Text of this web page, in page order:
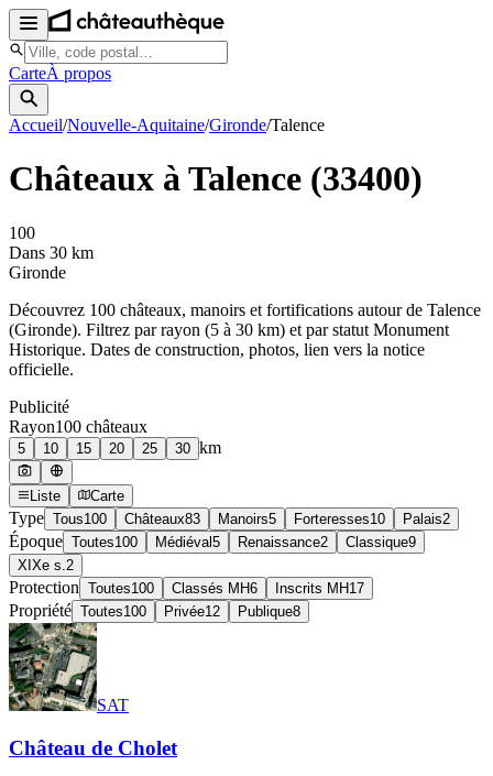
CarteÀ propos
Accueil/Nouvelle-Aquitaine/Gironde/Talence
Châteaux àTalence (33400)
100
Dans 30 km
Gironde
Découvrez 100 châteaux, manoirs et fortifications autour de Talence
(Gironde). Filtrez par rayon (5 à 30 km) et par statut Monument
Historique. Dates de construction, photos, lien vers la notice
officielle.
Publicité
Rayon100 châteaux
5 10 15 20 25 30 km
Liste Carte
Type Tous100 Châteaux83 Manoirs5 Forteresses10 Palais2
Époque Toutes100 Médiéval 5 Renaissance2 Classique9
XIXe s. 2
Protection Toutes100 Classés MH6 Inscrits MH17
Propriété Toutes100 Privée12 Publique8
SAT
Château de Cholet